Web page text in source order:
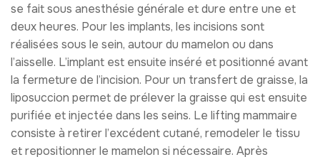
se fait sous anesthésie générale et dure entre une et
deux heures. Pour les implants, les incisions sont
réalisées sous le sein, autour du mamelon ou dans
l’aisselle. L’implant est ensuite inséré et positionné avant
la fermeture de l’incision. Pour un transfert de graisse, la
liposuccion permet de prélever la graisse qui est ensuite
purifiée et injectée dans les seins. Le lifting mammaire
consiste à retirer l’excédent cutané, remodeler le tissu
et repositionner le mamelon si nécessaire. Après